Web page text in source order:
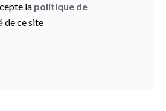
la politique de
de ce site